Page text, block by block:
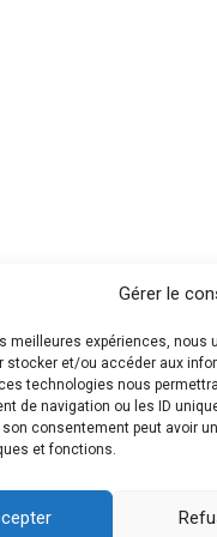
Gérer le
meilleures expériences,
stocker et/ou accéder aux
technologies nous
de navigation ou les ID
son consentement peut avoir
et fonctions.